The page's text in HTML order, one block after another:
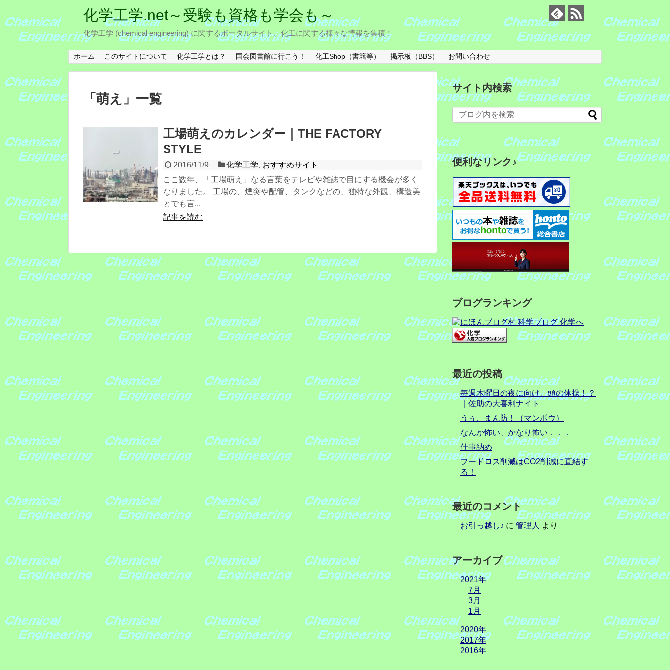
化学工学.net～受験も資格も学会も～
化学工学 (chemical engineering) に関するポータルサイト、化工に関する様々な情報を集積！
ホーム このサイトについて 化学工学とは？ 国会図書館に行こう！ 化工Shop（書籍等） 掲示板（BBS） お問い合わせ
「 萌え 」 一覧
工場萌えのカレンダー｜THE FACTORY
STYLE
2016/11/9 化学工学, おすすめサイト
ここ数年、「工場萌え」なる言葉をテレビや雑誌で目にする機会が多く
なりました。 工場の、煙突や配管、タンクなどの、独特な外観、構造美
とでも言...
記事を読む
サイト内検索
便利なリンク♪
ブログランキング
最近の投稿
毎週木曜日の夜に向け、頭の体操！？
｜佐助の大喜利ナイト
うぅ、まん防！（マンボウ）
なんか怖い、かなり怖い．．．
仕事納め
フードロス削減はCO2削減に直結す
る！
最近のコメント
お引っ越し♪ に 管理人 より
アーカイブ
2021年
7月
3月
1月
2020年
2017年
2016年